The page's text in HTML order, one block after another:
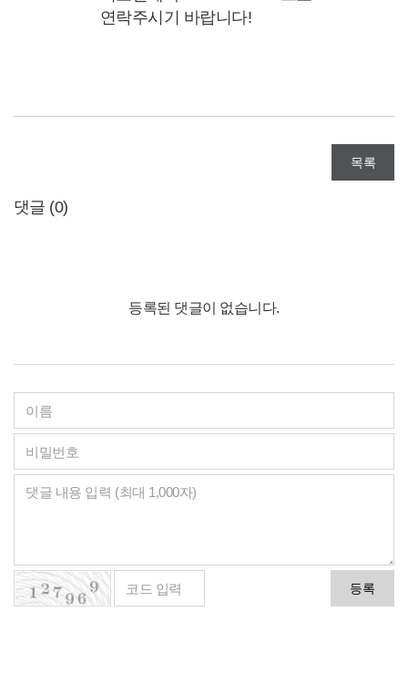
연락주시기 바랍니다!
목록
댓글 (0)
등록된 댓글이 없습니다.
등록